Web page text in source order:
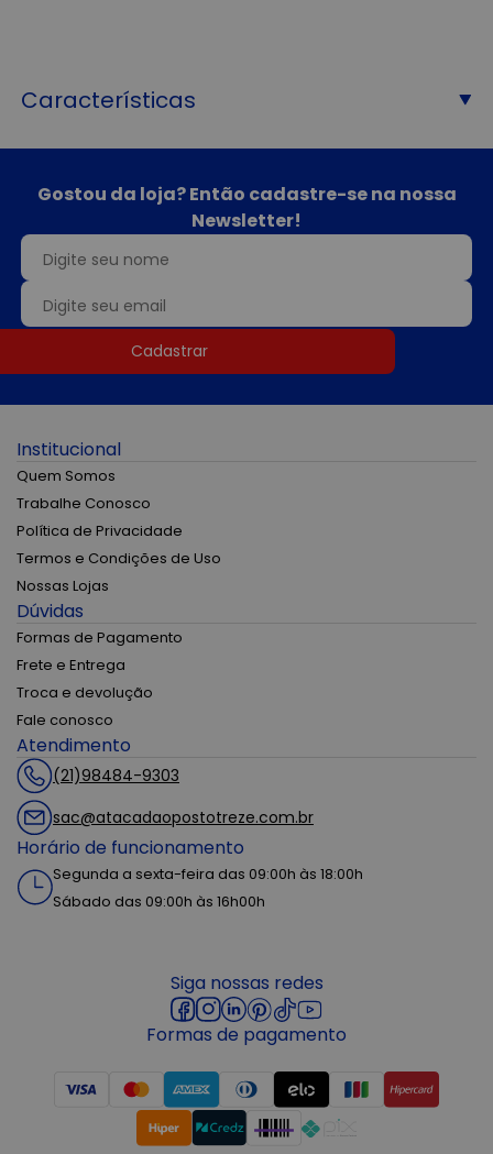
Características
Gostou da loja? Então cadastre-se na nossa
Newsletter!
Cadastrar
Institucional
Quem Somos
Trabalhe Conosco
Política de Privacidade
Termos e Condições de Uso
Nossas Lojas
Dúvidas
Formas de Pagamento
Frete e Entrega
Troca e devolução
Fale conosco
Atendimento
(21)98484-9303
sac@atacadaopostotreze.com.br
Horário de funcionamento
Segunda a sexta-feira das 09:00h às 18:00h
Sábado das 09:00h às 16h00h
Siga nossas redes
Formas de pagamento